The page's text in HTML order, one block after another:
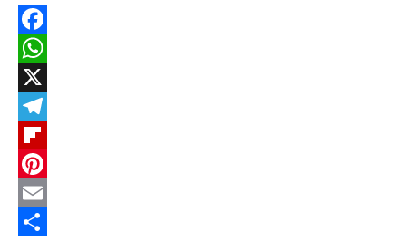
Facebook
WhatsApp
X
Telegram
Flipboard
Pinterest
Email